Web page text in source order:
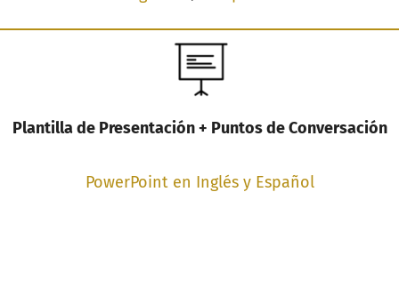
Plantilla de Presentación + Puntos de Conversación
PowerPoint en Inglés y Español